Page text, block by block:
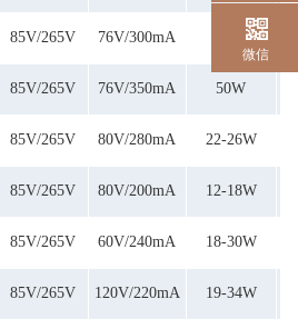
85V/265V 76V/300mA 50W
85V/265V 76V/350mA 50W
85V/265V 80V/280mA 22-26W
85V/265V 80V/200mA 12-18W
85V/265V 60V/240mA 18-30W
85V/265V 120V/220mA 19-34W
微信